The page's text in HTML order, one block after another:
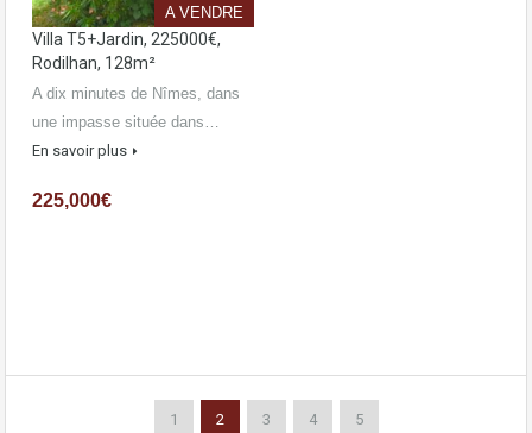
A VENDRE
Villa T5+Jardin, 225000€,
Rodilhan, 128m²
A dix minutes de Nîmes, dans
une impasse située dans…
En savoir plus
225,000€
1 2 3 4 5